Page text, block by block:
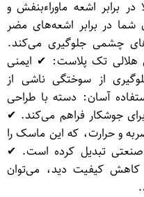
برابر اشعه ماوراءبنفش و
در برابر اشعه‌های مضر
چشمی جلوگیری می‌کند.
هلالی تک پلاست: ✔ ایمنی
از سوختگی ناشی از
آسان: دسته با طراحی
جوشکار فراهم می‌کند. ✔
و حرارت، که این ماسک را
صنعتی تبدیل کرده است. ✔
کیفیت دید، می‌توان